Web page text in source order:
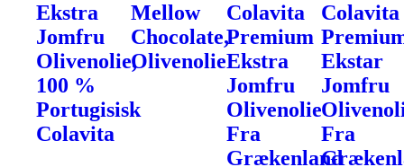
Ekstra
Jomfru
Olivenolie,
100 %
Portugisisk
Colavita
Mellow
Chocolate,
Olivenolie
Colavita
Premium
Ekstra
Jomfru
Olivenolie
Fra
Grækenland
Colavita
Ekstar
Jomfru
Fra